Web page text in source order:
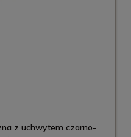
z uchwytem czarno-